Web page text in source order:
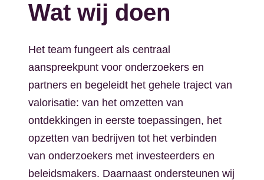
Wat wij doen
Het team fungeert als centraal
aanspreekpunt voor onderzoekers en
partners en begeleidt het gehele traject van
valorisatie: van het omzetten van
ontdekkingen in eerste toepassingen, het
opzetten van bedrijven tot het verbinden
van onderzoekers met investeerders en
beleidsmakers. Daarnaast ondersteunen wij